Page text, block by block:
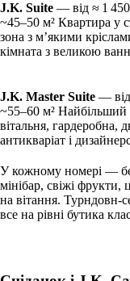
J.K. Suite — від ≈ 1
~45–50 м² Квартира у
зона з м’якими
кімната з великою
J.K. Master Suite —
~55–60 м² Найбільший
вітальня, гардеробна,
антикваріат і
У кожному номері —
мінібар, свіжі
на вітання. Турндовн-
все на рівні бутика